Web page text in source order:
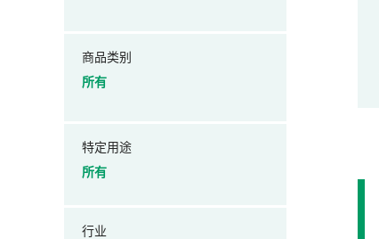
商品类别
所有
特定用途
所有
行业